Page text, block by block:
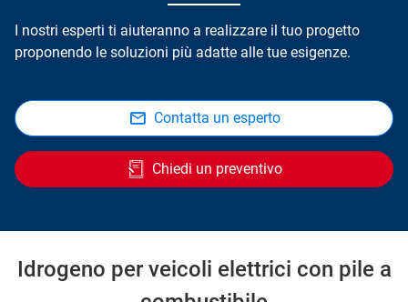
I nostri esperti ti aiuteranno a realizzare il tuo progetto
proponendo le soluzioni più adatte alle tue esigenze.
Contatta un esperto
Chiedi un preventivo
Idrogeno per veicoli elettrici con pile a